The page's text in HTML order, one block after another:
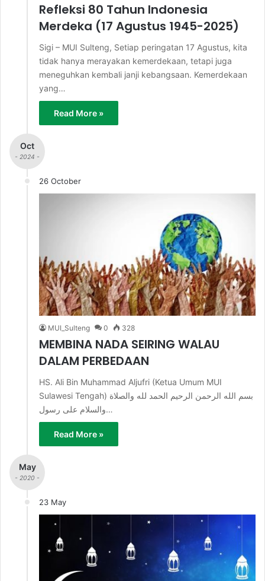
Refleksi 80 Tahun Indonesia
Merdeka (17 Agustus 1945-2025)
Sigi – MUI Sulteng, Setiap peringatan 17 Agustus, kita
tidak hanya merayakan kemerdekaan, tetapi juga
meneguhkan kembali janji kebangsaan. Kemerdekaan
yang…
Read More »
Oct
- 2024 -
26 October
MUI_Sulteng 0 328
MEMBINA NADA SEIRING WALAU
DALAM PERBEDAAN
HS. Ali Bin Muhammad Aljufri (Ketua Umum MUI
Sulawesi Tengah) بسم الله الرحمن الرحيم الحمد لله والصلاة
والسلام على رسول…
Read More »
May
- 2020 -
23 May